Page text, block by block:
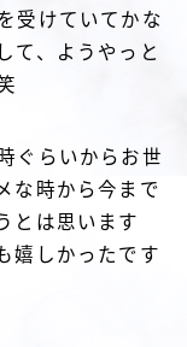
受けていてかな
て、ようやっと
ぐらいからお世
な時から今まで
とは思います
嬉しかったです